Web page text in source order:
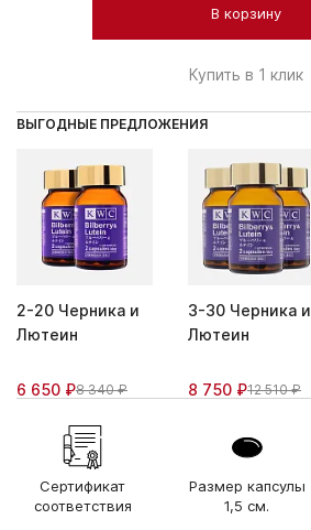
В корзину
Купить в 1 клик
ВЫГОДНЫЕ ПРЕДЛОЖЕНИЯ
2-20 Черника и
Лютеин
6 650 ₽8 340 ₽
3-30 Черника и
Лютеин
8 750 ₽12 510 ₽
Сертификат
соответствия
Размер капсулы
1,5 см.